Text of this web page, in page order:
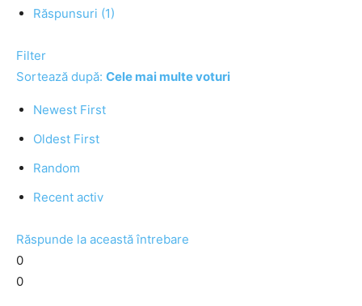
Răspunsuri (1)
Filter
Sortează după: Cele mai multe voturi
Newest First
Oldest First
Random
Recent activ
Răspunde la această întrebare
0
0